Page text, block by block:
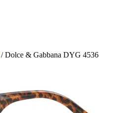
/ Dolce & Gabbana DYG 4536